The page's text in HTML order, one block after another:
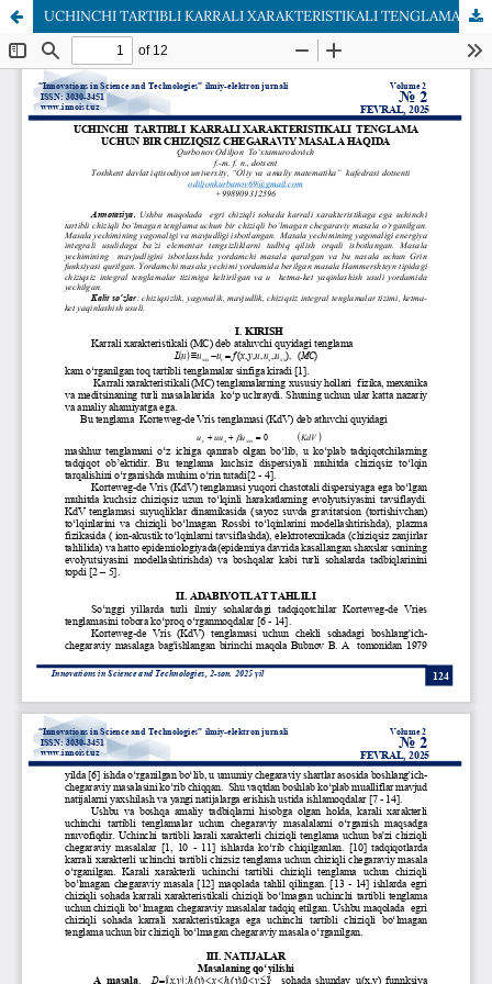
UCHINCHI TARTIBLI KARRALI XARAKTERISTIKALI TENGLAMA UCHUN BIR CHIZIQSIZ CHEGARAVIY MASALA HAQIDA